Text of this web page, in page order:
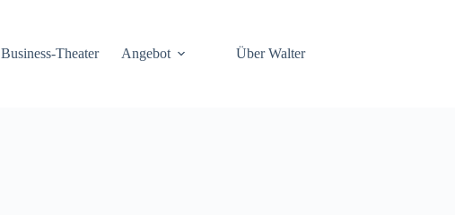
Business-Theater Angebot Über Walter